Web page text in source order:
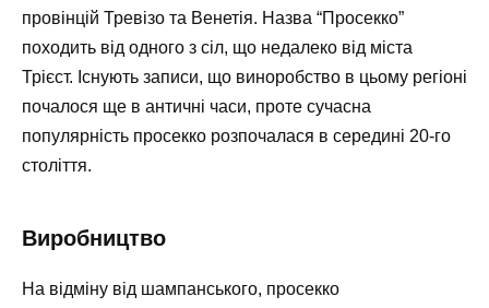
провінцій Тревізо та Венетія. Назва “Просекко”
походить від одного з сіл, що недалеко від міста
Трієст. Існують записи, що виноробство в цьому регіоні
почалося ще в античні часи, проте сучасна
популярність просекко розпочалася в середині 20-го
століття.
Виробництво
На відміну від шампанського, просекко